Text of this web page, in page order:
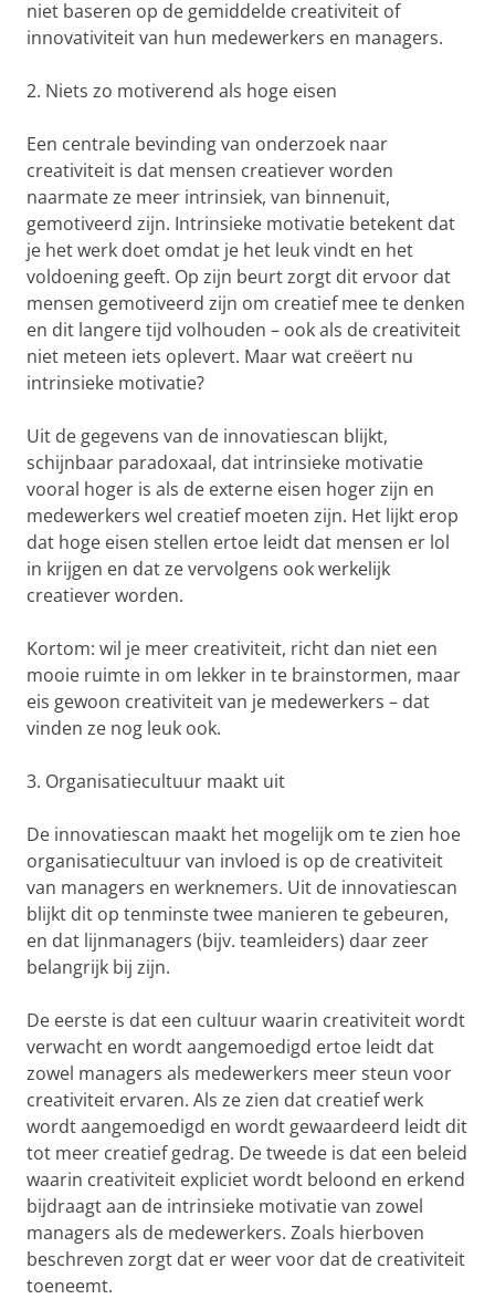
niet baseren op de gemiddelde creativiteit of
innovativiteit van hun medewerkers en managers.
2. Niets zo motiverend als hoge eisen
Een centrale bevinding van onderzoek naar
creativiteit is dat mensen creatiever worden
naarmate ze meer intrinsiek, van binnenuit,
gemotiveerd zijn. Intrinsieke motivatie betekent dat
je het werk doet omdat je het leuk vindt en het
voldoening geeft. Op zijn beurt zorgt dit ervoor dat
mensen gemotiveerd zijn om creatief mee te denken
en dit langere tijd volhouden – ook als de creativiteit
niet meteen iets oplevert. Maar wat creëert nu
intrinsieke motivatie?
Uit de gegevens van de innovatiescan blijkt,
schijnbaar paradoxaal, dat intrinsieke motivatie
vooral hoger is als de externe eisen hoger zijn en
medewerkers wel creatief moeten zijn. Het lijkt erop
dat hoge eisen stellen ertoe leidt dat mensen er lol
in krijgen en dat ze vervolgens ook werkelijk
creatiever worden.
Kortom: wil je meer creativiteit, richt dan niet een
mooie ruimte in om lekker in te brainstormen, maar
eis gewoon creativiteit van je medewerkers – dat
vinden ze nog leuk ook.
3. Organisatiecultuur maakt uit
De innovatiescan maakt het mogelijk om te zien hoe
organisatiecultuur van invloed is op de creativiteit
van managers en werknemers. Uit de innovatiescan
blijkt dit op tenminste twee manieren te gebeuren,
en dat lijnmanagers (bijv. teamleiders) daar zeer
belangrijk bij zijn.
De eerste is dat een cultuur waarin creativiteit wordt
verwacht en wordt aangemoedigd ertoe leidt dat
zowel managers als medewerkers meer steun voor
creativiteit ervaren. Als ze zien dat creatief werk
wordt aangemoedigd en wordt gewaardeerd leidt dit
tot meer creatief gedrag. De tweede is dat een beleid
waarin creativiteit expliciet wordt beloond en erkend
bijdraagt aan de intrinsieke motivatie van zowel
managers als de medewerkers. Zoals hierboven
beschreven zorgt dat er weer voor dat de creativiteit
toeneemt.